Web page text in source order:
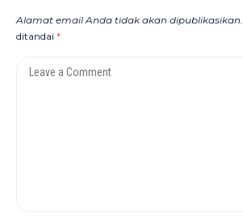
Alamat email Anda tidak akan dipublikasikan.
ditandai *